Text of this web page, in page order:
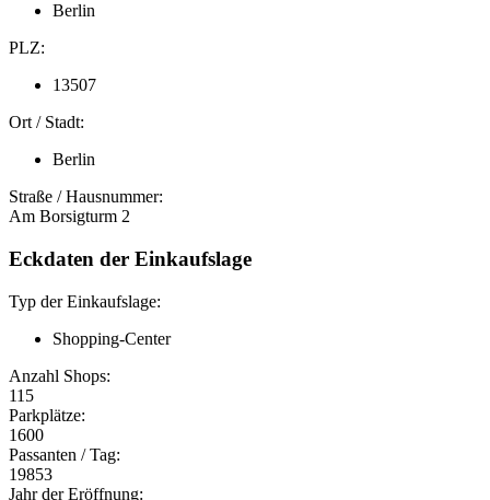
Berlin
PLZ:
13507
Ort / Stadt:
Berlin
Straße / Hausnummer:
Am Borsigturm 2
Eckdaten der Einkaufslage
Typ der Einkaufslage:
Shopping-Center
Anzahl Shops:
115
Parkplätze:
1600
Passanten / Tag:
19853
Jahr der Eröffnung: